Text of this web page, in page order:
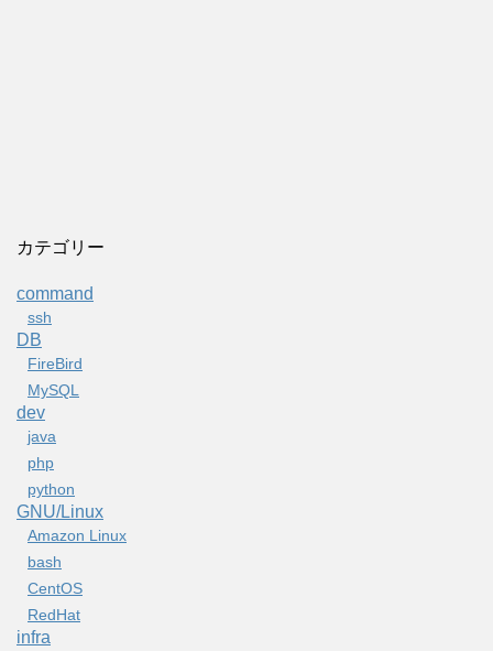
カテゴリー
command
ssh
DB
FireBird
MySQL
dev
java
php
python
GNU/Linux
Amazon Linux
bash
CentOS
RedHat
infra